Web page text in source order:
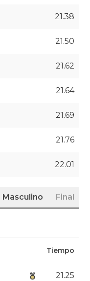
21.38
21.50
21.62
21.64
21.69
21.76
22.01
Masculino Final
Tiempo
21.25